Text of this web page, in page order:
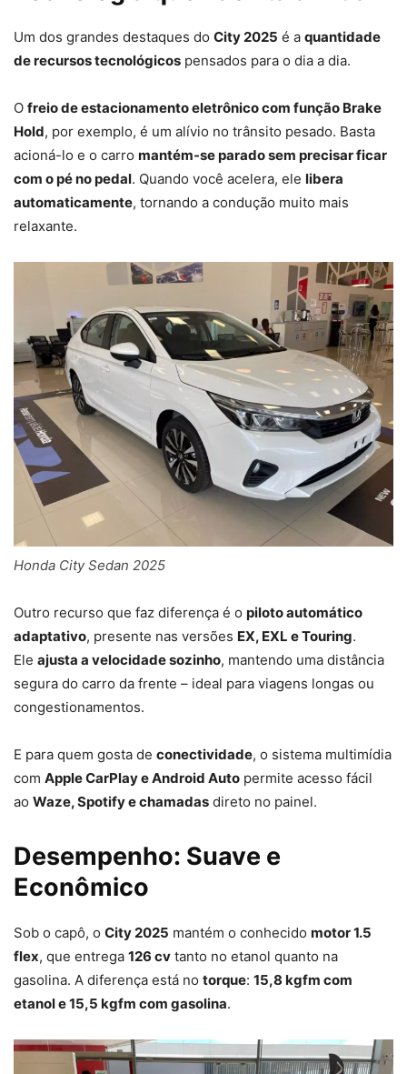
Um dos grandes destaques do City 2025 é a quantidade
de recursos tecnológicos pensados para o dia a dia.
O freio de estacionamento eletrônico com função Brake
Hold, por exemplo, é um alívio no trânsito pesado. Basta
acioná-lo e o carro mantém-se parado sem precisar ficar
com o pé no pedal. Quando você acelera, ele libera
automaticamente, tornando a condução muito mais
relaxante.
Honda City Sedan 2025
Outro recurso que faz diferença é o piloto automático
adaptativo, presente nas versões EX, EXL e Touring.
Ele ajusta a velocidade sozinho, mantendo uma distância
segura do carro da frente – ideal para viagens longas ou
congestionamentos.
E para quem gosta de conectividade, o sistema multimídia
com Apple CarPlay e Android Auto permite acesso fácil
ao Waze, Spotify e chamadas direto no painel.
Desempenho: Suave e
Econômico
Sob o capô, o City 2025 mantém o conhecido motor 1.5
flex, que entrega 126 cv tanto no etanol quanto na
gasolina. A diferença está no torque: 15,8 kgfm com
etanol e 15,5 kgfm com gasolina.